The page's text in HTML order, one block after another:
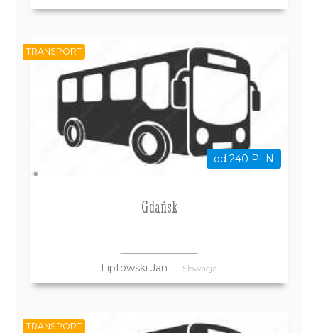
od 240 PLN
Gdańsk
Liptowski Jan Słowacja
TRANSPORT
TRANSPORT